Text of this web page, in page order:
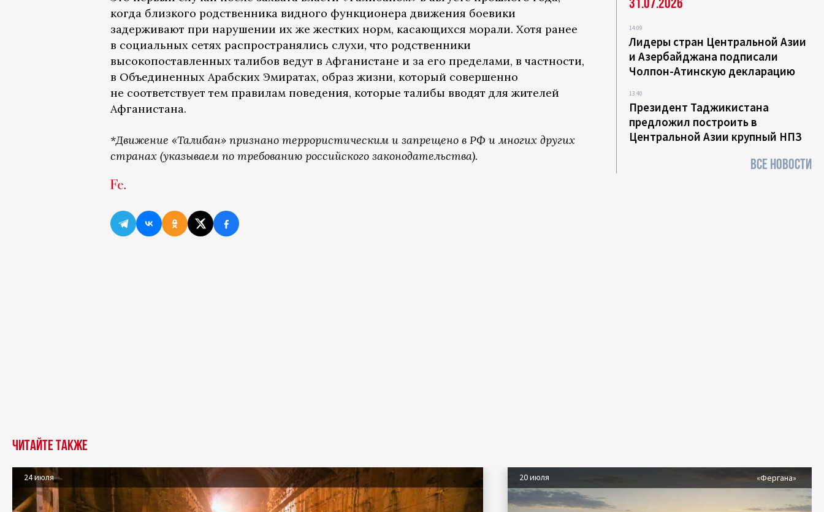
когда близкого родственника видного функционера движения боевики
задерживают при нарушении их же жестких норм, касающихся морали. Хотя ранее
в социальных сетях распространялись слухи, что родственники
высокопоставленных талибов ведут в Афганистане и за его пределами, в частности,
в Объединенных Арабских Эмиратах, образ жизни, который совершенно
не соответствует тем правилам поведения, которые талибы вводят для жителей
Афганистана.
*Движение «Талибан» признано террористическим и запрещено в РФ и многих других
странах (указываем по требованию российского законодательства).
14:09
Лидеры стран Центральной Азии
и Азербайджана подписали
Чолпон-Атинскую декларацию
13:40
Президент Таджикистана
предложил построить в
Центральной Азии крупный НПЗ
ВСЕ НОВОСТИ
Читайте также
24 июля 20 июля «Фергана»